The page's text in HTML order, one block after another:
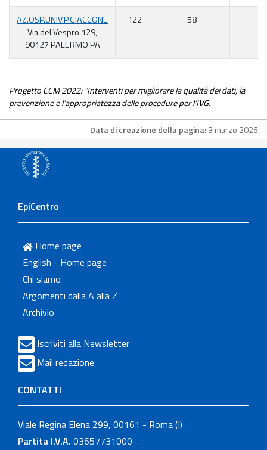
AZ.OSP.UNIV.P.GIACCONE
Via del Vespro 129,
90127 PALERMO PA
122 58
Progetto CCM 2022: "Interventi per migliorare la qualità dei dati, la
prevenzione e l’appropriatezza delle procedure per l’IVG.
Data di creazione della pagina: 3 marzo 2026
EpiCentro
Home page
English - Home page
Chi siamo
Argomenti dalla A alla Z
Archivio
Iscriviti alla Newsletter
Mail redazione
CONTATTI
Viale Regina Elena 299, 00161 - Roma (I)
Partita I.V.A. 03657731000